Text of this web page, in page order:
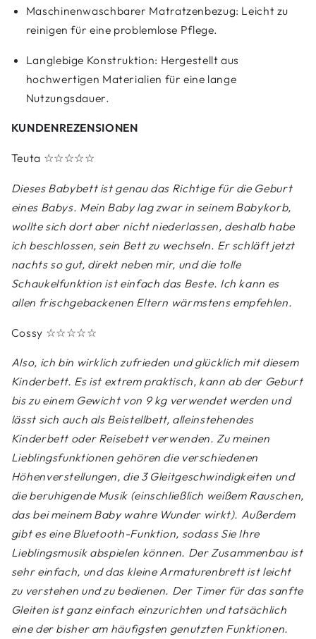
Maschinenwaschbarer Matratzenbezug: Leicht zu
reinigen für eine problemlose Pflege.
Langlebige Konstruktion: Hergestellt aus
hochwertigen Materialien für eine lange
Nutzungsdauer.
KUNDENREZENSIONEN
Teuta ☆☆☆☆☆
Dieses Babybett ist genau das Richtige für die Geburt
eines Babys. Mein Baby lag zwar in seinem Babykorb,
wollte sich dort aber nicht niederlassen, deshalb habe
ich beschlossen, sein Bett zu wechseln. Er schläft jetzt
nachts so gut, direkt neben mir, und die tolle
Schaukelfunktion ist einfach das Beste. Ich kann es
allen frischgebackenen Eltern wärmstens empfehlen.
Cossy ☆☆☆☆☆
Also, ich bin wirklich zufrieden und glücklich mit diesem
Kinderbett. Es ist extrem praktisch, kann ab der Geburt
bis zu einem Gewicht von 9 kg verwendet werden und
lässt sich auch als Beistellbett, alleinstehendes
Kinderbett oder Reisebett verwenden. Zu meinen
Lieblingsfunktionen gehören die verschiedenen
Höhenverstellungen, die 3 Gleitgeschwindigkeiten und
die beruhigende Musik (einschließlich weißem Rauschen,
das bei meinem Baby wahre Wunder wirkt). Außerdem
gibt es eine Bluetooth-Funktion, sodass Sie Ihre
Lieblingsmusik abspielen können. Der Zusammenbau ist
sehr einfach, und das kleine Armaturenbrett ist leicht
zu verstehen und zu bedienen. Der Timer für das sanfte
Gleiten ist ganz einfach einzurichten und tatsächlich
eine der bisher am häufigsten genutzten Funktionen.